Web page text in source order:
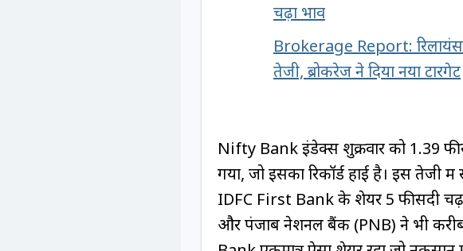
चढ़ा भाव
Brokerage Report:
तेजी, ब्रोकरेज ने दिया नया टारगेट
Nifty Bank इंडेक्स शुक्रवार को 1.39
गया, जो इसका रिकॉर्ड हाई है। इस
IDFC First Bank के शेयर 5 फीसदी
और पंजाब नेशनल बैंक (PNB) ने भी करीब